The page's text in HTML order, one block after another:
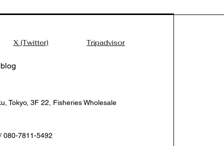
X (Twitter)
blog
Tripadvisor
Tokyo, 3F 22, Fisheries Wholesale
080-7811-5492